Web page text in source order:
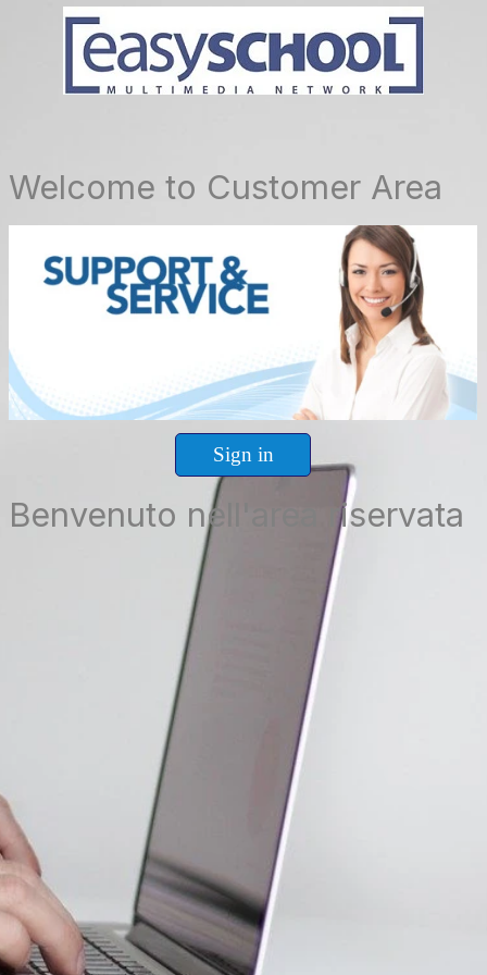
Vai ai contenuti
Welcome to Customer Area
Sign in
Benvenuto nell'area riservata